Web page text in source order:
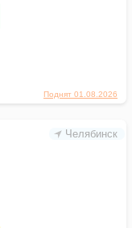
Поднят 01.08.2026
Челябинск